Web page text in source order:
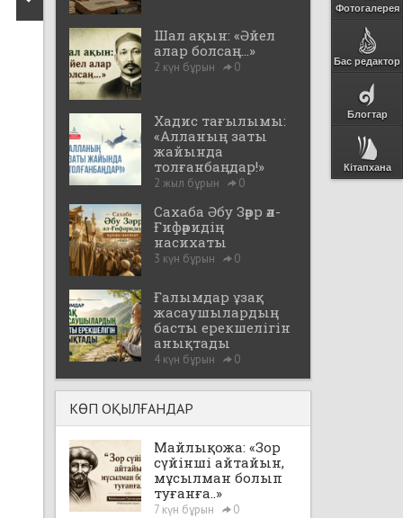
Фотогалерея
Бас редактор
Блогтар
Кітапхана
Шал ақын: «Әйел
алар болсаң...»
2 күн бұрын 0
Хадис тағылымы:
«Алланың заты
жайында
толғанбаңдар!»
2 жыл бұрын 0
Сахаба Әбу Зәрр әл-
Ғифәридің
насихаты
3 күн бұрын 0
Ғалымдар ұзақ
жасаушылардың
басты ерекшелігін
анықтады
4 күн бұрын 0
КӨП ОҚЫЛҒАНДАР
Майлықожа: «Зор
сүйінші айтайын,
мұсылман болып
туғанға..»
7 күн бұрын 0